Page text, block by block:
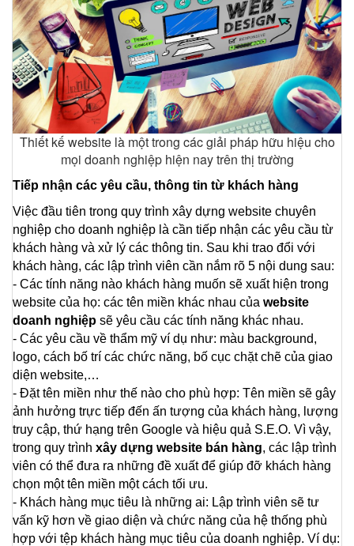
Thiết kế website là một trong các giải pháp hữu hiệu cho
mọi doanh nghiệp hiện nay trên thị trường
Tiếp nhận các yêu cầu, thông tin từ khách hàng
Việc đầu tiên trong quy trình xây dựng website chuyên
nghiệp cho doanh nghiệp là cần tiếp nhận các yêu cầu từ
khách hàng và xử lý các thông tin. Sau khi trao đổi với
khách hàng, các lập trình viên cần nắm rõ 5 nội dung sau:
- Các tính năng nào khách hàng muốn sẽ xuất hiện trong
website của họ: các tên miền khác nhau của website
doanh nghiệp sẽ yêu cầu các tính năng khác nhau.
- Các yêu cầu về thẩm mỹ ví dụ như: màu background,
logo, cách bố trí các chức năng, bố cục chặt chẽ của giao
diện website,…
- Đặt tên miền như thế nào cho phù hợp: Tên miền sẽ gây
ảnh hưởng trực tiếp đến ấn tượng của khách hàng, lượng
truy cập, thứ hạng trên Google và hiệu quả S.E.O. Vì vậy,
trong quy trình xây dựng website bán hàng, các lập trình
viên có thể đưa ra những đề xuất để giúp đỡ khách hàng
chọn một tên miền một cách tối ưu.
- Khách hàng mục tiêu là những ai: Lập trình viên sẽ tư
vấn kỹ hơn về giao diện và chức năng của hệ thống phù
hợp với tệp khách hàng mục tiêu của doanh nghiệp. Ví dụ: